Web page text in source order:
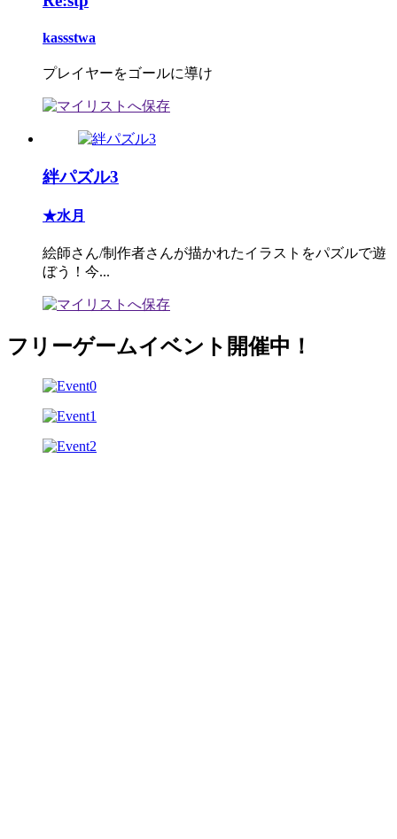
kassstwa
プレイヤーをゴールに導け
絆パズル3
★水月
絵師さん/制作者さんが描かれたイラストをパズルで遊
ぼう！今...
フリーゲームイベント開催中！